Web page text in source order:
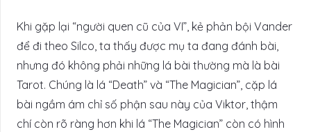
Khi gặp lại “người quen cũ của VI”, kẻ phản bội Vander
để đi theo Silco, ta thấy được mụ ta đang đánh bài,
nhưng đó không phải những lá bài thường mà là bài
Tarot. Chúng là lá “Death” và “The Magician”, cặp lá
bài ngầm ám chỉ số phận sau này của Viktor, thậm
chí còn rõ ràng hơn khi lá “The Magician” còn có hình